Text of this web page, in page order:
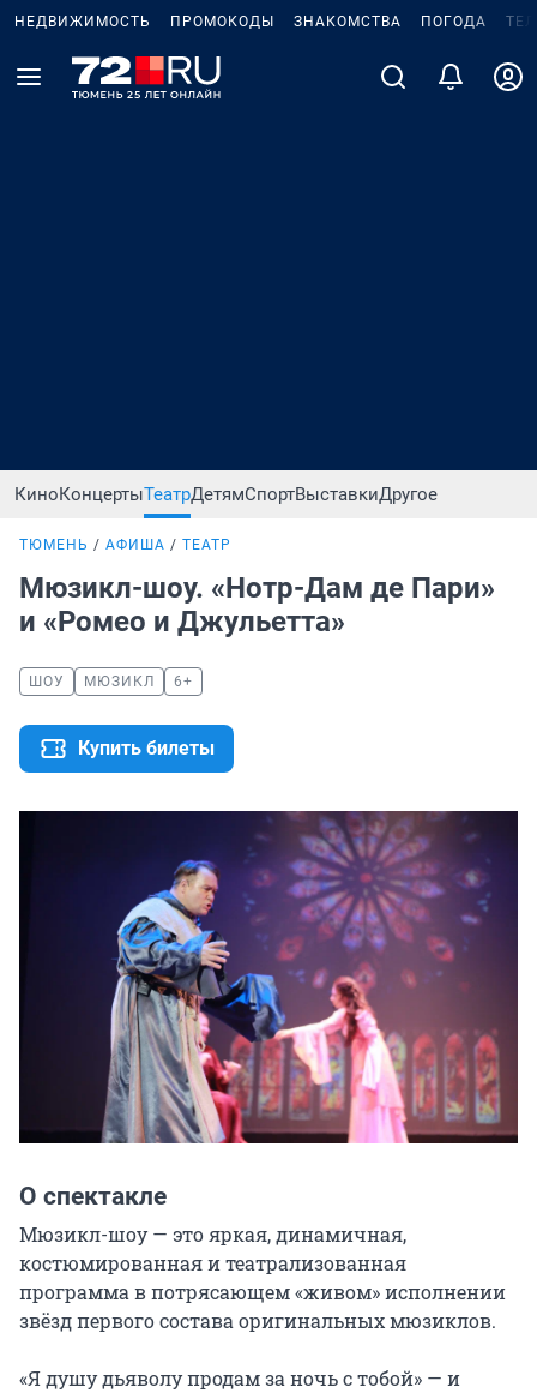
НЕДВИЖИМОСТЬ ПРОМОКОДЫ ЗНАКОМСТВА ПОГОДА
КиноКонцертыТеатрДетямСпортВыставкиДругое
ТЮМЕНЬ АФИША ТЕАТР
Мюзикл-шоу. «Нотр-Дам де Пари»
и «Ромео и Джульетта»
ШОУ МЮЗИКЛ 6+
Купить билеты
О спектакле
Мюзикл-шоу — это яркая, динамичная,
костюмированная и театрализованная
программа в потрясающем «живом» исполнении
звёзд первого состава оригинальных мюзиклов.
«Я душу дьяволу продам за ночь с тобой» — и